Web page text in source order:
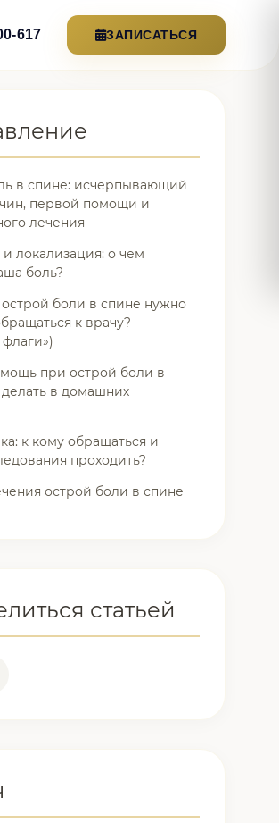
617 ЗАПИСАТЬСЯ
в спине: исчерпывающий
первой помощи и
лечения
локализация: о чем
боль?
боли в спине нужно
к врачу?
при острой боли в
делать в домашних
к кому обращаться и
проходить?
острой боли в спине
статьей